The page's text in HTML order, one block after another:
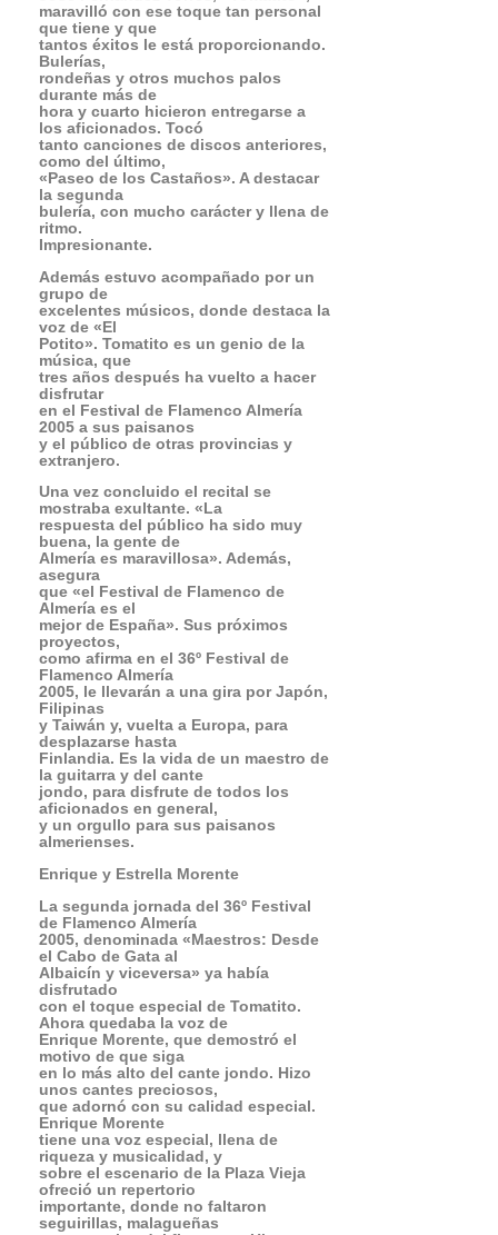
tanto canciones de discos anteriores,
como del último,
«Paseo de los Castaños». A destacar
la segunda
bulería, con mucho carácter y llena de
ritmo.
Impresionante.
Además estuvo acompañado por un
grupo de
excelentes músicos, donde destaca la
voz de «El
Potito». Tomatito es un genio de la
música, que
tres años después ha vuelto a hacer
en el Festival de Flamenco Almería
2005 a sus paisanos
y el público de otras provincias y
extranjero.
Una vez concluido el recital se
mostraba exultante. «La
respuesta del público ha sido muy
buena, la gente de
Almería es maravillosa». Además,
asegura
que «el Festival de Flamenco de
mejor de España». Sus próximos
proyectos,
como afirma en el 36º Festival de
Flamenco Almería
2005, le llevarán a una gira por Japón,
Filipinas
y Taiwán y, vuelta a Europa, para
desplazarse hasta
Finlandia. Es la vida de un maestro de
la guitarra y del cante
jondo, para disfrute de todos los
aficionados en general,
y un orgullo para sus paisanos
almerienses.
Enrique y Estrella Morente
La segunda jornada del 36º Festival
de Flamenco Almería
2005, denominada «Maestros: Desde
el Cabo de Gata al
Albaicín y viceversa» ya había
con el toque especial de Tomatito.
Enrique Morente, que demostró el
motivo de que siga
en lo más alto del cante jondo. Hizo
unos cantes preciosos,
que adornó con su calidad especial.
Enrique Morente
tiene una voz especial, llena de
riqueza y musicalidad, y
sobre el escenario de la Plaza Vieja
ofreció un repertorio
importante, donde no faltaron
seguirillas, malagueñas
y otros palos del flamenco. Hizo
vibrar con unas Cantiñas,
donde sin parar fue enlazando todos
los estilos de Cádiz.
No es de extrañar que fuera el primer
artista flamenco
que recibe el Premio Nacional de la
Música, en 1994.